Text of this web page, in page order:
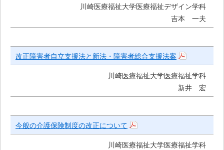
川崎医療福祉大学医療福祉デザイン学科
吉本 一夫
改正障害者自立支援法と新法・障害者総合支援法案
川崎医療福祉大学医療福祉学科
新井 宏
今般の介護保険制度の改正について
川崎医療福祉大学医療福祉学科